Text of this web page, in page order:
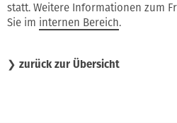
statt. Weitere Informationen zum
Sie im internen Bereich.
❯ zurück zur Übersicht